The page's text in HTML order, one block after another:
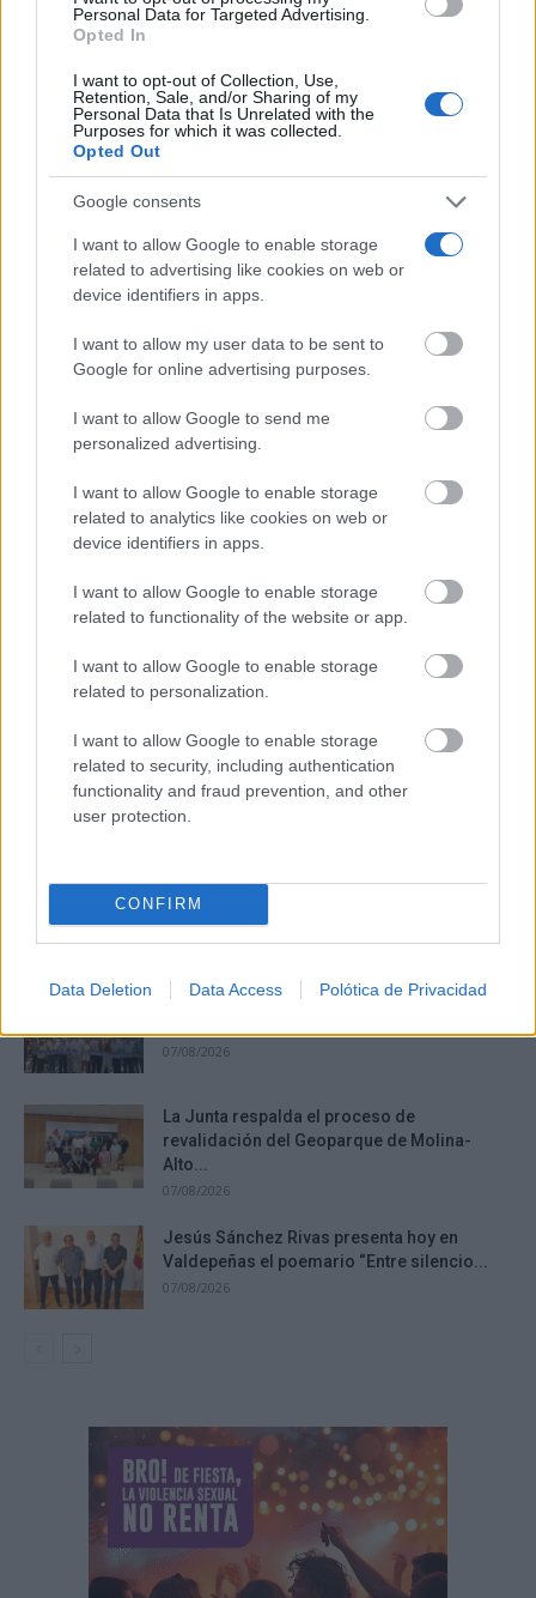
use your data for below specified purposes in below Google
consent section.
Personal Data for Targeted Advertising.
Opted In
I want to opt-out of Collection, Use,
Retention, Sale, and/or Sharing of my
Personal Data that Is Unrelated with the
Purposes for which it was collected.
Opted Out
Google consents
I want to allow Google to enable storage
related to advertising like cookies on web or
device identifiers in apps.
I want to allow my user data to be sent to
Google for online advertising purposes.
I want to allow Google to send me
personalized advertising.
I want to allow Google to enable storage
related to analytics like cookies on web or
device identifiers in apps.
I want to allow Google to enable storage
related to functionality of the website or app.
I want to allow Google to enable storage
related to personalization.
I want to allow Google to enable storage
related to security, including authentication
functionality and fraud prevention, and other
user protection.
CONFIRM
Data Deletion Data Access Polótica de Privacidad
Corepunk MMORPG
Un verdadero MMORPG de la vieja escuela ¡Cómo los
DISCOVER WITH
Programación de la Feria y Fiestas de
Tomelloso 2026
07/08/2026
La Junta activa un dispositivo especial en
Cuenca para evitar incendios...
La II Vuelta Ciclista Castilla-La Mancha
07/08/2026
La Junta respalda el proceso de
revalidación del Geoparque de Molina-
Alto...
07/08/2026
Jesús Sánchez Rivas presenta hoy en
Valdepeñas el poemario “Entre silencio...
07/08/2026